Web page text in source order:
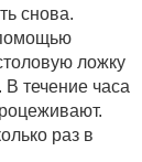
снова.
ложку
В течение часа
раз в